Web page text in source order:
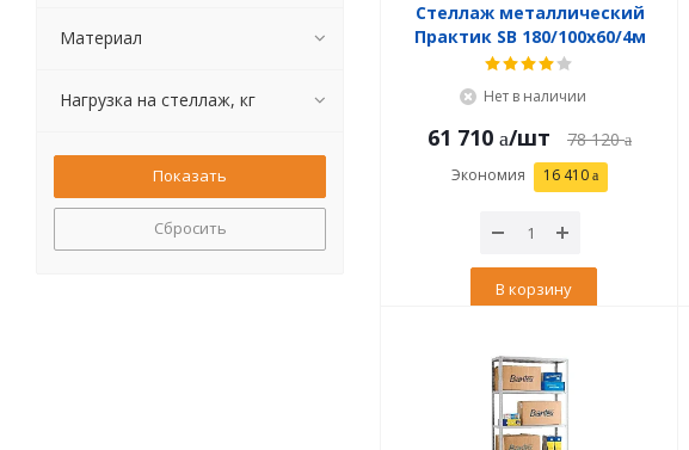
Стеллаж металлический
Практик SB 180/100x60/4м
Нет в наличии
61 710 /шт 78 120
Экономия 16 410
В корзину
Материал
Нагрузка на стеллаж, кг
Сбросить